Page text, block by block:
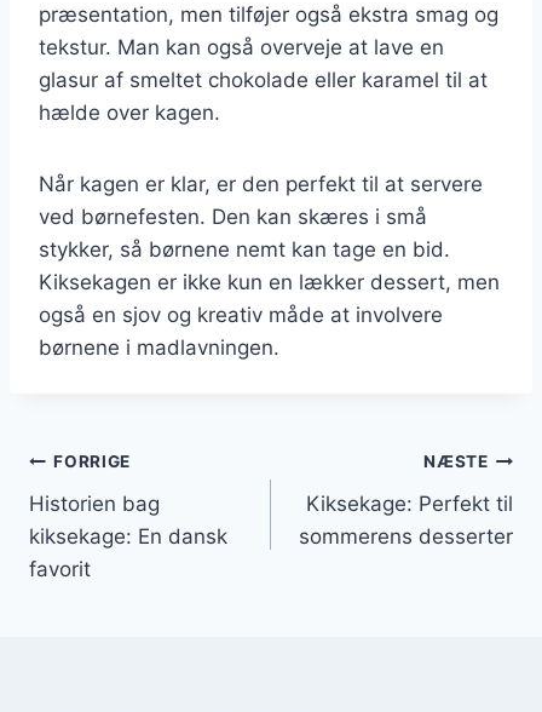
præsentation, men tilføjer også ekstra smag og
tekstur. Man kan også overveje at lave en
glasur af smeltet chokolade eller karamel til at
hælde over kagen.
Når kagen er klar, er den perfekt til at servere
ved børnefesten. Den kan skæres i små
stykker, så børnene nemt kan tage en bid.
Kiksekagen er ikke kun en lækker dessert, men
også en sjov og kreativ måde at involvere
børnene i madlavningen.
Indlægsnavigation
FORRIGE
Historien bag
kiksekage: En dansk
favorit
NÆSTE
Kiksekage: Perfekt til
sommerens desserter